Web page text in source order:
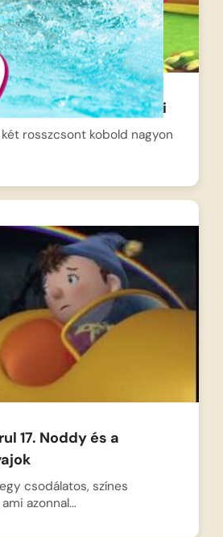
beállnak játszani
két rosszcsont kobold nagyon
17. Noddy és a
csodálatos, színes
azonnal…